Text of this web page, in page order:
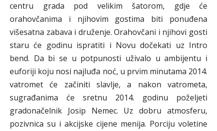
centru grada pod velikim šatorom, gdje će
orahovčanima i njihovim gostima biti ponuđena
višesatna zabava i druženje. Orahovčani i njihovi gosti
staru će godinu ispratiti i Novu dočekati uz Intro
bend. Da bi se u potpunosti uživalo u ambijentu i
euforiji koju nosi najluđa noć, u prvim minutama 2014.
vatromet će začiniti slavlje, a nakon vatrometa,
sugrađanima će sretnu 2014. godinu poželjeti
gradonačelnik Josip Nemec. Uz dobru atmosferu,
pozivnica su i akcijske cijene menija. Porciju voletine